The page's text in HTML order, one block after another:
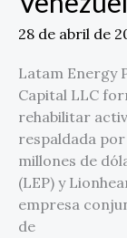
28 de abril de
Latam Energy
Capital LLC
rehabilitar
respaldada
millones de
(LEP) y
empresa
de